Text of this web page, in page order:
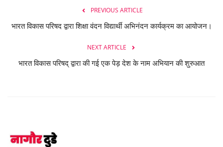
PREVIOUS ARTICLE
भारत विकास परिषद द्वारा शिक्षा वंदन विद्यार्थी अभिनंदन कार्यक्रम का आयोजन।
NEXT ARTICLE
भारत विकास परिषद् द्वारा की गई एक पेड़ देश के नाम अभियान की शुरुआत